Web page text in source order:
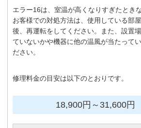
エラー16は、室温が高くなりすぎたとき
お客様での対処方法は、使用している部
後、再運転をしてください。また、設置
ていないかや機器に他の温風が当たって
ださい。
修理料金の目安は以下のとおりです。
18,900円 ～31,600円